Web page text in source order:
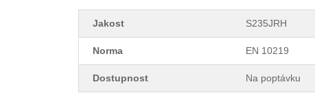
Jakost S235JRH
Norma EN 10219
Dostupnost Na poptávku